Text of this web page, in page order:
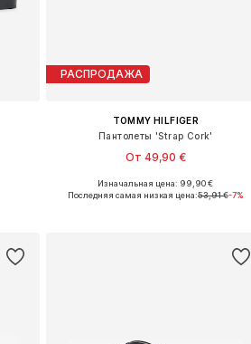
РАСПРОДАЖА
TOMMY HILFIGER
Пантолеты 'Strap Cork'
От 49,90 €
Доступные размеры: 36, 37, 38, 39, 40, 41
Изначальная цена: 99,90 €
Последняя самая низкая цена:53,91 €-7%